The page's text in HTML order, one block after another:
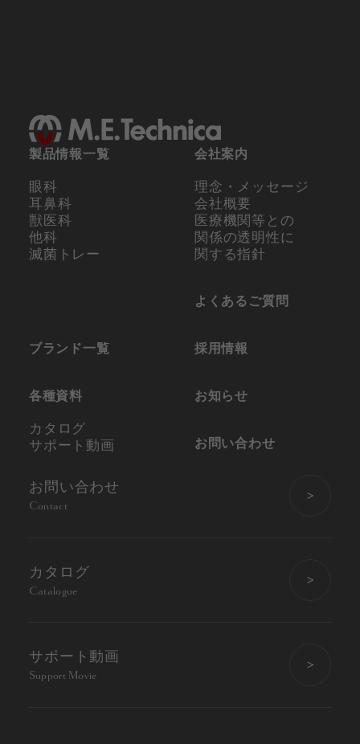
製品情報一覧
眼科
耳鼻科
獣医科
他科
滅菌トレー
ブランド一覧
各種資料
カタログ
サポート動画
会社案内
理念・メッセージ
会社概要
医療機関等との
関係の透明性に
関する指針
よくあるご質問
採用情報
お知らせ
お問い合わせ
お問い合わせ
Contact
カタログ
Catalogue
サポート動画
Support Movie